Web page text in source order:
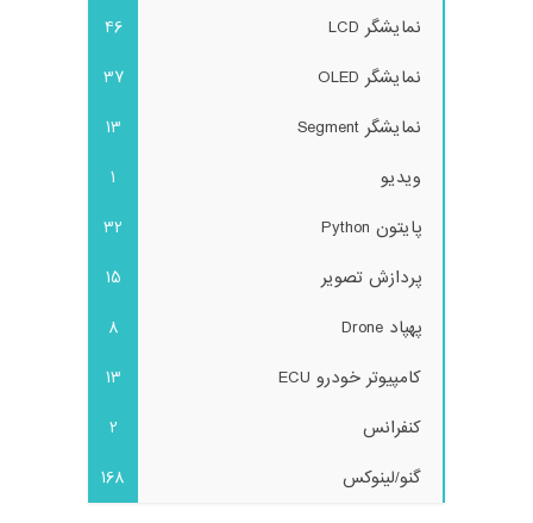
نمایشگر LCD
46
نمایشگر OLED
37
نمایشگر Segment
13
ویدیو
1
پایتون Python
32
پردازش تصویر
15
پهپاد Drone
8
کامپیوتر خودرو ECU
13
کنفرانس
2
گنو/لینوکس
168